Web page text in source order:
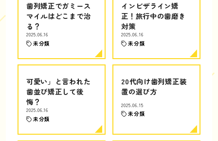
歯列矯正でガミース
マイルはどこまで治
る？
2025.06.16
未分類
インビザライン矯
正！旅行中の歯磨き
対策
2025.06.16
未分類
可愛い」と言われた
歯並び矯正して後
悔？
2025.06.16
未分類
20代向け歯列矯正装
置の選び方
2025.06.15
未分類